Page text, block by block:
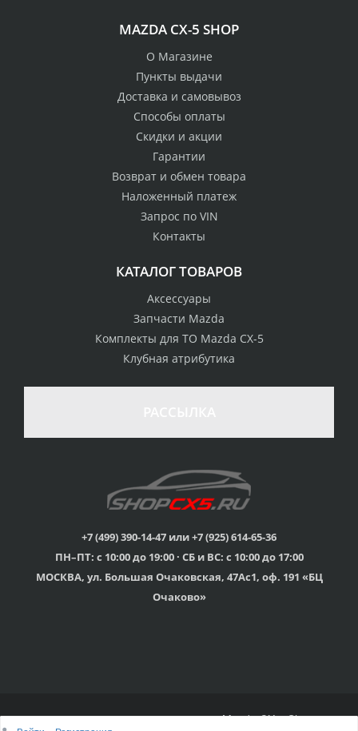
стоимости
товаром
Гарантия качества
Вы можете выбрать
наиболее удобный
для Вас
Профессиональная
консультация
мы знаем о Mazda CX-
Скидки
членам клуба и
обладателям клубных
Оперативная доставка
MAZDA CX-5 SHOP
О Магазине
Пункты выдачи
Доставка и самовывоз
Способы оплаты
Скидки и акции
Гарантии
Возврат и обмен товара
Наложенный платеж
Запрос по VIN
Контакты
КАТАЛОГ ТОВАРОВ
Аксессуары
Запчасти Mazda
Комплекты для ТО Mazda CX-5
Клубная атрибутика
+7 (499) 390-14-47 или +7 (925) 614-65-36
ПН–ПТ: с 10:00 до 19:00 · СБ и ВС: с 10:00 до 17:00
МОСКВА, ул. Большая Очаковская, 47Ас1, оф. 191 «БЦ
Очаково»
© 2015г-2025г., Клубный магазин Mazda CX-5 Shop